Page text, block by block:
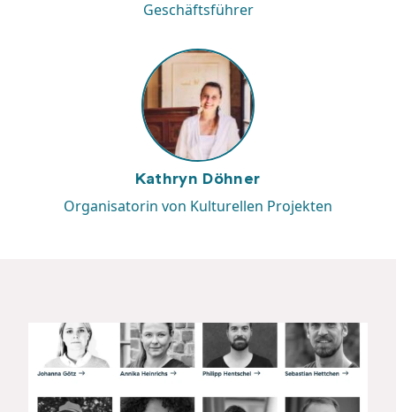
Geschäftsführer
Kathryn Döhner
Organisatorin von Kulturellen Projekten